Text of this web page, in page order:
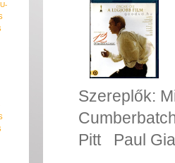
Szereplők:
Pitt
Paul